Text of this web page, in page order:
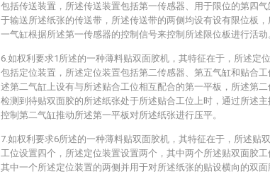
包括传送装置，所述传送装置包括第一传感器、用于限位的第四气
于输送所述纸张的传送带，所述传送带的两侧均设有设有限位板，
一气缸根据所述第一传感器的控制信号来控制所述限位板进行活动
6.如权利要求1所述的一种薄料贴双面胶机，其特征在于，所述定
包括定位装置，所述定位装置包括第二传感器、第五气缸和贴合工
述第二气缸上设有与所述贴合工位相互配合的第一平板，所述第二
检测到待贴双面胶的所述纸张处于所述贴合工位上时，通过所述主
控制第二气缸推动所述第一平板对所述纸张进行压平。
7.如权利要求6所述的一种薄料贴双面胶机，其特征在于，所述贴
工位设置四个，所述定位装置设置两个，其中两个所述贴双面胶工
其中一个所述定位装置的两侧并用于对所述纸张的贴设横向的双面